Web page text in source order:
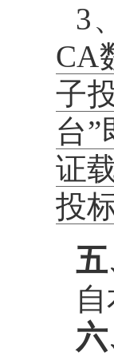
3
CA
子
台
证
投